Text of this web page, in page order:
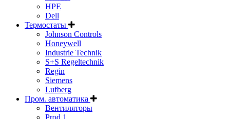
HPE
Dell
Термостаты
Johnson Controls
Honeywell
Industrie Technik
S+S Regeltechnik
Regin
Siemens
Lufberg
Пром. автоматика
Вентиляторы
Prod 1